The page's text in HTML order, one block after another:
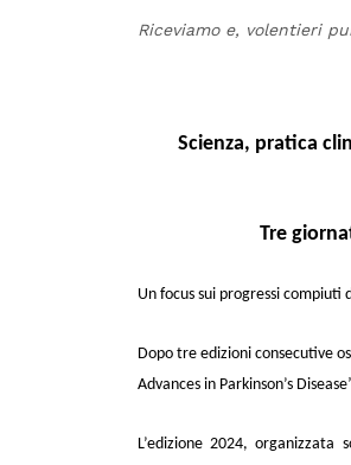
Riceviamo e, volentieri
Scienza, pratica
Tre
Un focus sui progressi
Dopo tre edizioni consecutive
Advances in Parkinson’s
L’edizione 2024, organizzata